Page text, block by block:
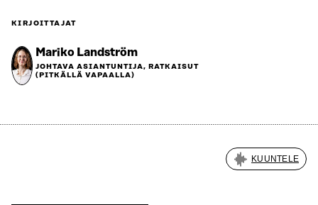
KIRJOITTAJAT
Mariko Landström
JOHTAVA ASIANTUNTIJA, RATKAISUT
(PITKÄLLÄ VAPAALLA)
KUUNTELE